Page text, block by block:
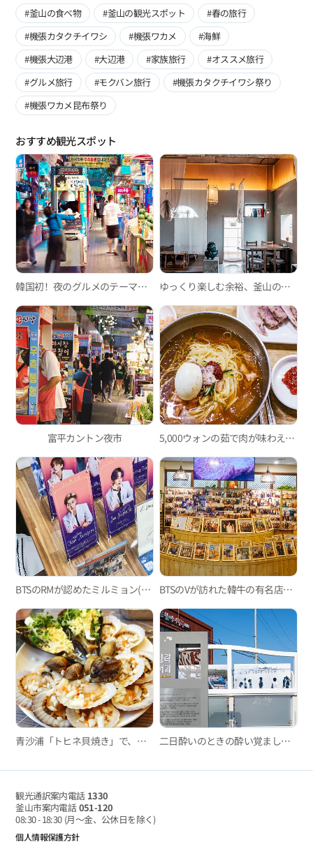
#釜山の食べ物 #釜山の観光スポット
#春の旅行
#機張カタクチイワシ
#機張ワカメ
#海鮮
#機張大辺港
#大辺港 #家族旅行
#オススメ旅行
#グルメ旅行
#モクバン旅行
#機張カタクチイワシ祭り
#機張ワカメ昆布祭り
おすすめ観光スポット
韓国初！夜のグルメのテーマパーク、富平カントン夜市 ゆっくり楽しむ余裕、釜山の韓屋カフェ3選
富平カントン夜市 5,000ウォンの茹で肉が味わえるミルミョン(小麦冷麵)の有名店、イルミミルミョン
BTSのRMが認めたミルミョン(小麦冷麵)の人気店、「東莱ミルミョン(小麦冷麵)」 BTSのVが訪れた韓牛の有名店、「海雲台イルプム韓牛」
青沙浦「トヒネ貝焼き」で、口の中に広がる新鮮な海の香りを満喫 二日酔いのときの酔い覚ましグルメ3選
観光通訳案内電話 1330
釜山市案内電話051-120
08:30 - 18:30 (月～金、公休日を除く)
個人情報保護方針